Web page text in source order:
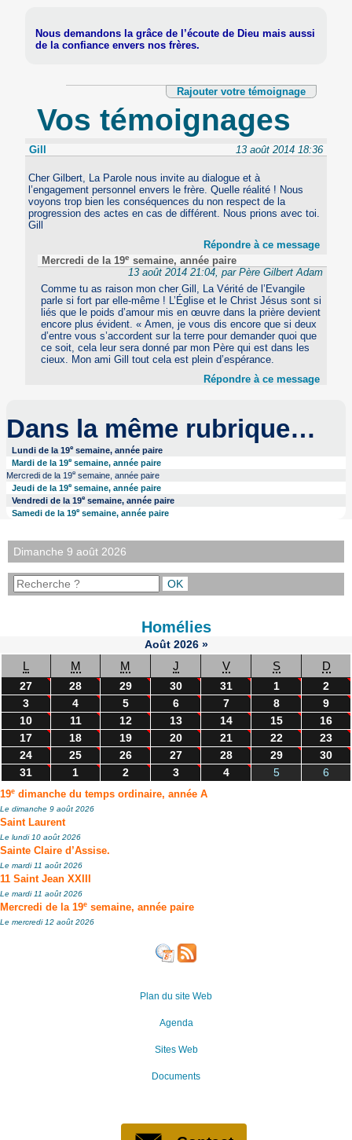
Nous demandons la grâce de l’écoute de Dieu mais aussi
de la confiance envers nos frères.
Rajouter votre témoignage
Vos témoignages
Gill 13 août 2014 18:36
Cher Gilbert, La Parole nous invite au dialogue et à
l’engagement personnel envers le frère. Quelle réalité ! Nous
voyons trop bien les conséquences du non respect de la
progression des actes en cas de différent. Nous prions avec toi.
Gill
Répondre à ce message
Mercredi de la 19e semaine, année paire
13 août 2014 21:04, par Père Gilbert Adam
Comme tu as raison mon cher Gill, La Vérité de l’Evangile
parle si fort par elle-même ! L’Église et le Christ Jésus sont si
liés que le poids d’amour mis en œuvre dans la prière devient
encore plus évident. « Amen, je vous dis encore que si deux
d’entre vous s’accordent sur la terre pour demander quoi que
ce soit, cela leur sera donné par mon Père qui est dans les
cieux. Mon ami Gill tout cela est plein d’espérance.
Répondre à ce message
Dans la même rubrique…
Lundi de la 19e semaine, année paire
Mardi de la 19esemaine, année paire
Mercredi de la 19esemaine, année paire
Jeudi de la 19esemaine, année paire
Vendredi de la 19e semaine, année paire
Samedi de la 19esemaine, année paire
Dimanche 9 août 2026
Homélies
Août 2026 »
L M M J V S D
27 28 29 30 31 1
2
3
4 5 6 7 8
9
10
11 12 13 14 15
16
17
18 19 20 21 22
23
24
25 26 27 28 29
30
31
1 2 3 4 5 6
19e dimanche du temps ordinaire, année A
Le dimanche 9 août 2026
Saint Laurent
Le lundi 10 août 2026
Sainte Claire d’Assise.
Le mardi 11 août 2026
11 Saint Jean XXIII
Le mardi 11 août 2026
Mercredi de la 19e semaine, année paire
Le mercredi 12 août 2026
Plan du site Web
Agenda
Sites Web
Documents